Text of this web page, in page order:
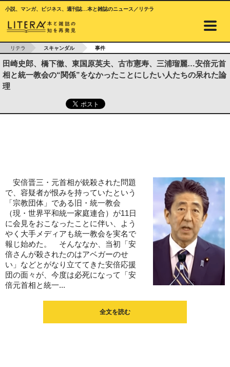
小説、マンガ、ビジネス、週刊誌…本と雑誌のニュース／リテラ
リテラ スキャンダル 事件
田崎史郎、橋下徹、東国原英夫、古市憲寿、三浦瑠麗…安倍元首
相と統一教会の“関係”をなかったことにしたい人たちの呆れた論
理
安倍晋三・元首相が銃殺された問題
で、容疑者が恨みを持っていたという
「宗教団体」である旧・統一教会
（現・世界平和統一家庭連合）が11日
に会見をおこなったことに伴い、よう
やく大手メディアも統一教会を実名で
報じ始めた。 そんななか、当初「安
倍さんが殺されたのはアベガーのせ
い」などとがなり立ててきた安倍応援
団の面々が、今度は必死になって「安
倍元首相と統一...
全文を読む